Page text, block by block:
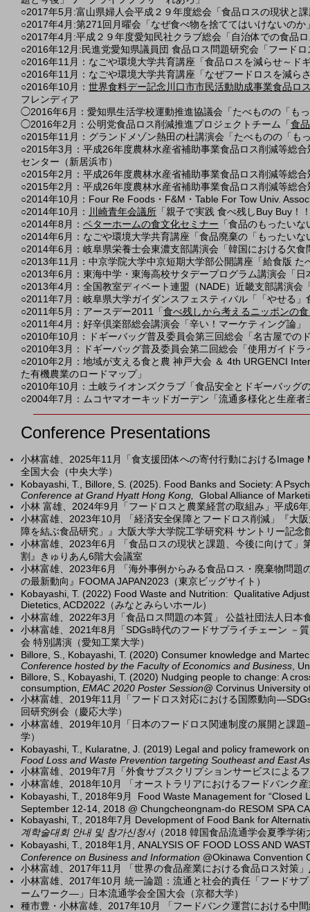
○2017年5月:富山県婦人会平成２９年度総会「食品ロスの現状と
○2017年4月:第271回月曜会「なぜ食べ物を捨ててはいけないの
○2017年4月:平成２９年度愛知民社クラブ総会「自治体での食品
○2016年12月:民進党愛知県議員団 食品ロス問題研究会「フード
○2016年11月：なごや環境大学共育講座「食品ロスを減らせ～ド
○2016年11月：なごや環境大学共育講座「なぜフードロスを減ら
○2016年10月： 世界食料デー記念川口市市民活動助成事業食品ロ
フレンディア
◯2016年6月：愛知県生活学校運動推進協議会「たべものの「も
◯2016年2月：公明党食品ロス削減推進プロジェクトチーム「 食
○2015年11月：グランドメゾン熱田の杜講演会「たべものの「も
○2015年3月：平成26年度農林水産省補助事業食品ロス削減等総
センター（新居浜市）
○2015年2月：平成26年度農林水産省補助事業食品ロス削減等総
○2015年2月：平成26年度農林水産省補助事業食品ロス削減等総
○2014年10月：Four Re Foods・F&M・Table For Tow Univ.
○2014年10月： 川崎青年会議所 「親子で実践 食べ残しBuy Buy！
○2014年8月： ベターホームの食文化セミナー 「食品のもったい
○2014年6月：なごや環境大学共育講座「食品廃棄の「もったい
○2014年6月：岐阜県栄養士会東濃支部講演会「韓国における欠食
○2013年11月：中京学院大学中京短期大学部公開講座「給食版 た
○2013年6月：東海中学・東海高校サタデープログラム講演会「
○2013年4月：全国教室ディベート連盟（NADE）近畿支部講演
○2011年7月：岐阜県大学ガイダンスフェスティバル「「やせる」
○2011年5月：アースデー2011「 食べ残しから考えるニッポンの
○2011年4月：好辛倶楽部総会講演会「辛い！マーケティング論」
○2010年10月：ドギーバッグ普及委員会第三回総会「名古屋での
○2010年3月：ドギーバッグ普及委員会第二回総会「使用ガイド
○2010年2月：地域が支える食と農 神戸大会 ＆ 4th URGENCI
た有機農業のロードマップ」
○2010年10月：土岐ライオンズクラブ「食品安全とドギーバッグ
○2004年7月：ムコヤマオーキッドガーデン「流通多様化と生産者
Conference Presentations
小林富雄、2025年11月「食支援団体への寄付行動における
全国大会（中央大学）
Kobayashi, T., Billore, S. (2025). Food Banks and Society: A
Conference at Grand Hyatt Hong Kong, Global Alliance of
小林 富雄、2024年9月「フードロスと農業経営の取組み」平成6
小林富雄、 2023年10月 「経済安全保障とフードロス削減」『大
障を結ぶ食品研究」』大阪大学大学院工学研究科 サントリー記念
小林富雄、 2023年6月 「食品ロスの現状と課題、今後に向けて
割』きゅりあん6階大会議室
小林富雄、 2023年6月 「海外事例からみる食品ロス・廃棄物問
の最新動向』FOOMA JAPAN2023（東京ビッグサイト）
Kobayashi, T. (2022) Food Waste and Nutrition: Qualitative
Dietetics, ACD2022（みなとみらいホール）
小林富雄、2022年3月「食品ロス問題の本質」 公益社団法人日本
小林富雄、2021年8月「SDGs時代のフードサプライチェーン －
会 特別講演（愛知工業大学）
Billore, S., Kobayashi, T. (2020) Consumer knowledge and
Conference hosted by the Faculty of Economics and Business ,
Billore, S., Kobayashi, T. (2020) Nudging people to change: A
consumption, EMAC 2020 Poster Session@ Corvinus University
小林富雄、2019年11月「フードロス対応における国際動向
回研究例会（慶応大学）
小林富雄、2019年10月「日本のフードロス関連制度の展開と課
学）
Kobayashi, T., Kularatne, J. (2019) Legal and policy framework
Food Loss and Waste Prevention targeting Southeast and East
小林富雄、2019年7月「外食サブスクリプションサービスによる
小林富雄、2018年10月 「オーストラリアにおけるフードバンク
Kobayashi, T., 2018年9月 Food Waste Management for “Closed
September 12-14, 2018 @ Chungcheongnam-do RESOM SPA
Kobayashi, T., 2018年7月 Development of Food Bank for
계학술대회 안내 및 참가신청서（2018 韓国食品流通学会夏季学
Kobayashi, T., 2018年1月, ANALYSIS OF FOOD LOSS AND
Conference on Business and Information @Okinawa Convention
小林富雄、2017年11月 「世界の食品産業における食品ロス対策」
小林富雄、2017年10月 統一論題：流通と社会的責任「フードサ
ームワーク―」日本流通学会全国大会（京都大学）
種市豊・小林富雄、2017年10月 「フードバンク運営における中